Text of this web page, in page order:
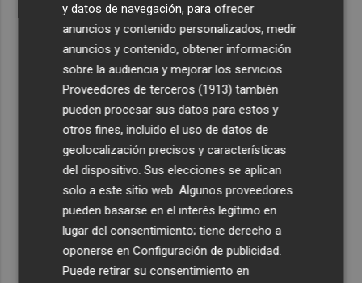
y datos de navegación, para ofrecer
anuncios y contenido personalizados, medir
anuncios y contenido, obtener información
sobre la audiencia y mejorar los servicios.
Proveedores de terceros (1913) también
pueden procesar sus datos para estos y
otros fines, incluido el uso de datos de
geolocalización precisos y características
del dispositivo. Sus elecciones se aplican
solo a este sitio web. Algunos proveedores
pueden basarse en el interés legítimo en
lugar del consentimiento; tiene derecho a
oponerse enConfiguración de publicidad.
Puede retirar su consentimiento en